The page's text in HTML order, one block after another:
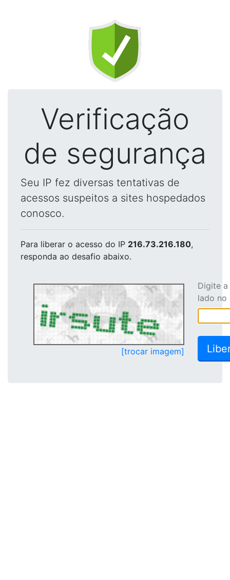
Verificação
de segurança
Seu IP fez diversas tentativas de
acessos suspeitos a sites hospedados
conosco.
Para liberar o acesso do IP 216.73.216.180,
responda ao desafio abaixo.
[trocar imagem]
Digite
lado no